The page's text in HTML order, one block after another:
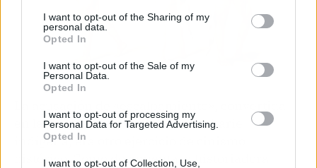
I want to opt-out of the Sharing of my
personal data.
Opted In
I want to opt-out of the Sale of my
Personal Data.
Opted In
I want to opt-out of processing my
Personal Data for Targeted Advertising.
Opted In
I want to opt-out of Collection, Use,
en la prueba irrefutable de la barbarie
indígena, era otro ejercicio de cinismo
histórico. Como documenta la historiadora